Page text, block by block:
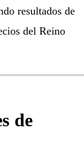
resultados de
del Reino
de